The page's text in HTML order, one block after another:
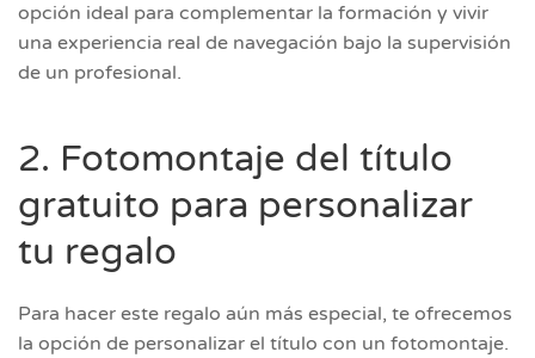
opción ideal para complementar la formación y vivir
una experiencia real de navegación bajo la supervisión
de un profesional.
2. Fotomontaje del título
gratuito para personalizar
tu regalo
Para hacer este regalo aún más especial, te ofrecemos
la opción de personalizar el título con un fotomontaje.